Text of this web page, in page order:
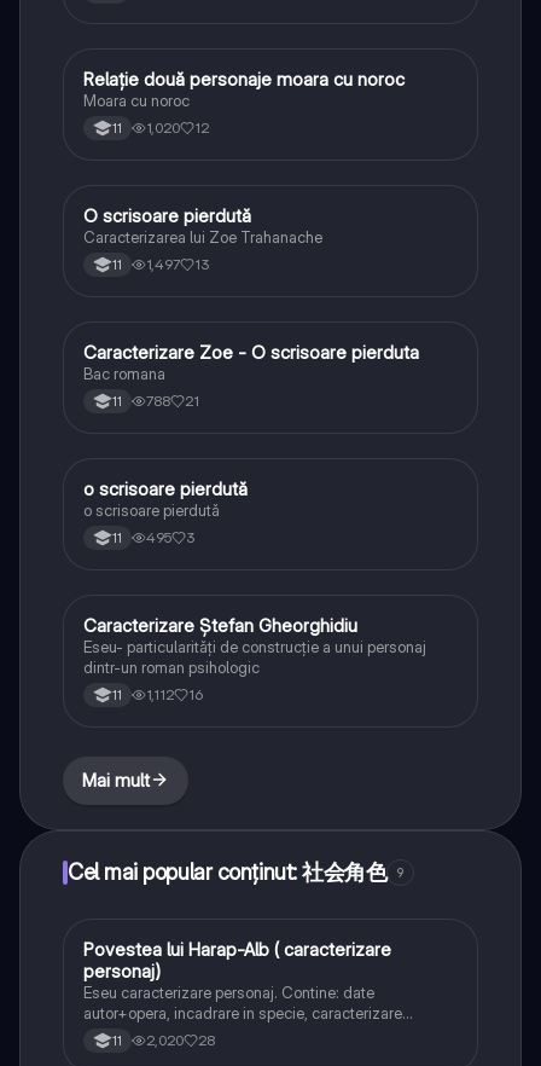
Limba și literatura română
Relație două personaje moara cu noroc
Moara cu noroc
11 1,020 12
Limba și literatura română
O scrisoare pierdută
Caracterizarea lui Zoe Trahanache
11 1,497 13
Limba și literatura română
Caracterizare Zoe - O scrisoare pierduta
Bac romana
11 788 21
Limba și literatura română
o scrisoare pierdută
o scrisoare pierdută
11 495 3
Limba și literatura română
Caracterizare Ștefan Gheorghidiu
Eseu- particularități de construcție a unui personaj
dintr-un roman psihologic
11 1,112 16
Mai mult
Cel mai popular conținut: 社会角色 9
Limba și literatura română
Povestea lui Harap-Alb ( caracterizare
personaj)
Eseu caracterizare personaj. Contine: date
autor+opera, incadrare in specie, caracterizare
personaj(statut social, moral, psihologic), + RELATIA
DINTRE CELE DOUA PERSONAJE. 2 trasaturi .
11 2,020 28